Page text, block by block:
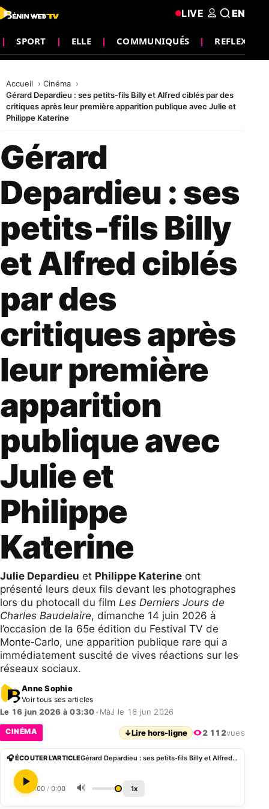
SPORT ELLE COMMUNIQUÉS REFLEXION
LIVE EN
Accueil
Cinéma
Gérard Depardieu : ses petits‑fils Billy et Alfred ciblés par des
critiques après leur première apparition publique avec Julie et
Philippe Katerine
Gérard
Depardieu : ses
petits‑fils Billy
et Alfred ciblés
par des
critiques après
leur première
apparition
publique avec
Julie et
Philippe
Katerine
Julie Depardieu et Philippe Katerine ont
présenté leurs deux fils devant les photographes
lors du photocall du film Les Derniers Jours de
Charles Baudelaire, dimanche 14 juin 2026 à
l’occasion de la 65e édition du Festival TV de
Monte‑Carlo, une apparition publique rare qui a
immédiatement suscité de vives réactions sur les
réseaux sociaux.
Anne Sophie
Voir tous ses articles
Le 16 jun 2026 à 03:30• MàJ le 16 jun 2026
CINÉMA ↓Lire hors-ligne 2 112vues
🎧 ÉCOUTER L'ARTICLE Gérard Depardieu : ses petits‑fils Billy et Alfred ciblés par des critiques après leur première apparition publique avec Julie et Philippe Katerine
0:00 / 0:00 🔊 1x